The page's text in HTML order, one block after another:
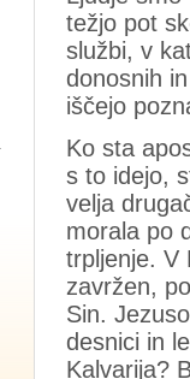
težjo pot
službi, v
donosnih
iščejo
Ko sta
s to idejo,
velja
morala po
trpljenje. V
zavržen,
Sin.
desnici in
Kalvarija?